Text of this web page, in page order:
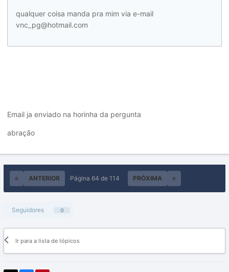
qualquer coisa manda pra mim via e-mail
vnc_pg@hotmail.com
Email ja enviado na horinha da pergunta
abração
ANTERIOR PRÓXIMA
Página 64 de 114
Seguidores 0
Ir para a lista de tópicos